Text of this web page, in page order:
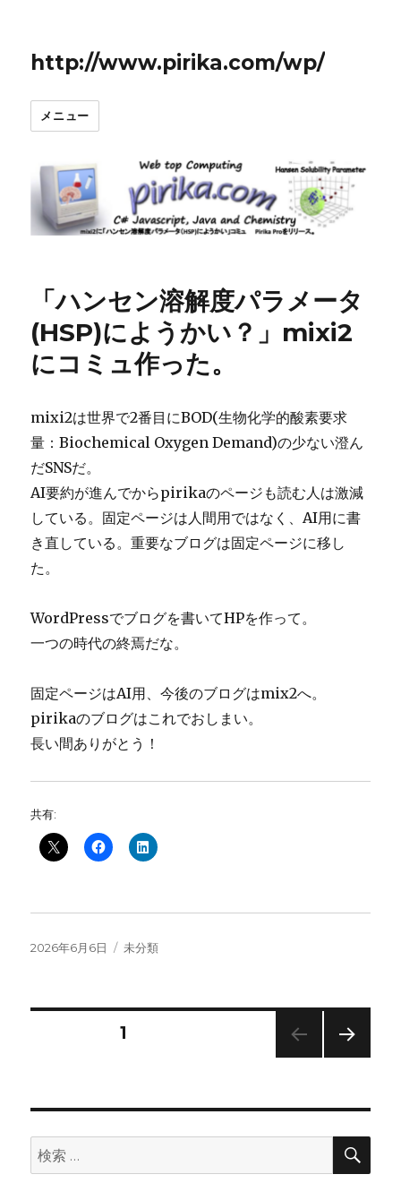
http://www.pirika.com/wp/
メニュー
「ハンセン溶解度パラメータ
(HSP)にようかい？」mixi2
にコミュ作った。
mixi2は世界で2番目にBOD(生物化学的酸素要求
量：Biochemical Oxygen Demand)の少ない澄ん
だSNSだ。
AI要約が進んでからpirikaのページも読む人は激減
している。固定ページは人間用ではなく、AI用に書
き直している。重要なブログは固定ページに移し
た。
WordPressでブログを書いてHPを作って。
一つの時代の終焉だな。
固定ページはAI用、今後のブログはmix2へ。
pirikaのブログはこれでおしまい。
長い間ありがとう！
共有:
投
2026年6月6日
カ
未分類
の
ペ
固定ページ1
検
索:
検